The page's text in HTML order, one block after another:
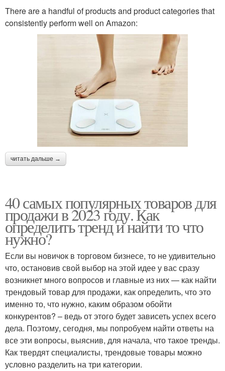
There are a handful of products and product categories that
consistently perform well on Amazon:
читать дальше →
40 самых популярных товаров для
продажи в 2023 году. Как
определить тренд и найти то что
нужно?
Если вы новичок в торговом бизнесе, то не удивительно
что, остановив свой выбор на этой идее у вас сразу
возникнет много вопросов и главные из них — как найти
трендовый товар для продажи, как определить, что это
именно то, что нужно, каким образом обойти
конкурентов? – ведь от этого будет зависеть успех всего
дела. Поэтому, сегодня, мы попробуем найти ответы на
все эти вопросы, выяснив, для начала, что такое тренды.
Как твердят специалисты, трендовые товары можно
условно разделить на три категории.